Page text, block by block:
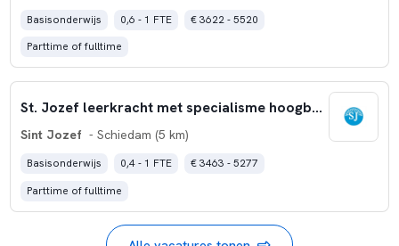
Basisonderwijs 0,6 - 1 FTE
€ 3622 - 5520
Parttime of fulltime
St. Jozef leerkracht met specialisme hoogbegaafdheid
Sint Jozef - Schiedam (5 km)
Basisonderwijs 0,4 - 1 FTE
€ 3463 - 5277
Parttime of fulltime